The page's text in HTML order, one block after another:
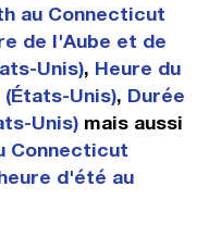
au Connecticut
de l'Aube et de
Unis), Heure du
Unis), Durée
Unis)mais aussi
Connecticut
d'été au